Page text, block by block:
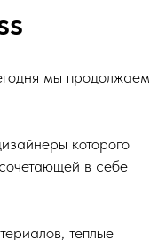
мы продолжаем
которого
в себе
теплые